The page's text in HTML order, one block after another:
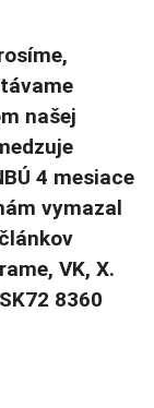
našej
4 mesiace
vymazal
VK, X.
8360